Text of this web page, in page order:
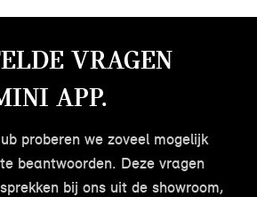
Vragen
App.
proberen we zoveel mogelijk
beantwoorden. Deze vragen
bij ons uit de showroom,